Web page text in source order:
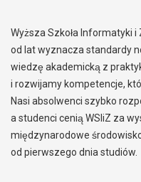
Wyższa Szkoła Informatyki
od lat wyznacza standardy
wiedzę akademicką z
i rozwijamy kompetencje,
Nasi absolwenci szybko
a studenci cenią WSIiZ za
międzynarodowe
od pierwszego dnia studiów.